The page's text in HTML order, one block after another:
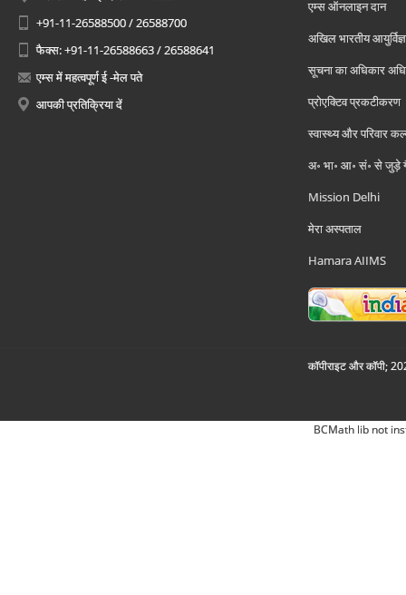
+91-11-26588500 / 26588700
फैक्स: +91-11-26588663 / 26588641
एम्स में महत्वपूर्ण ई -मेल पते
आपकी प्रतिक्रिया दें
एम्स ऑनलाइन दान
अखिल भारतीय
सूचना का अधिकार
प्रोएक्टिव प्रकटीकरण
स्वास्थ्य और परिवार
अ॰ भा॰ आ॰ सं॰ से जुड़े
Mission Delhi
मेरा अस्पताल
Hamara AIIMS
कॉपीराइट और कॉपी;
BCMath lib not